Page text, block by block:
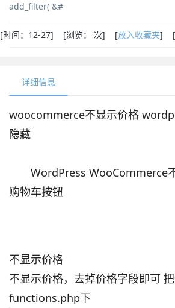
add_filter( &#
[时间：12-27] [浏览： 次] [放入收藏夹] [
详细信息
woocommerce不显示价格
隐藏
WordPress WooCommerce
购物车按钮
不显示价格
不显示价格，去掉价格字段即可
functions.php下